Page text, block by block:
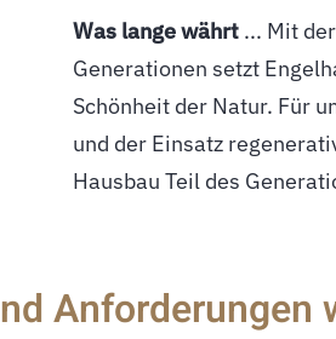
Was lange währt ... Mit
Generationen setzt
Schönheit der Natur. Für
und der Einsatz
Hausbau Teil des
Verpflichtung für
Vertrauen bauen.
Motivation die Qualität